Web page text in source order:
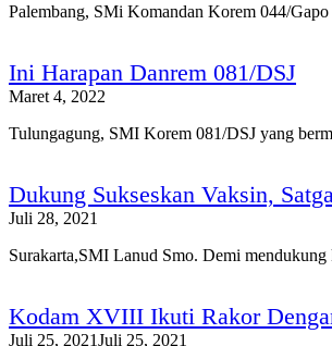
Palembang, SMi Komandan Korem 044/
Ini Harapan Danrem 081/DSJ
Maret 4, 2022
Tulungagung, SMI Korem 081/DSJ yang
Dukung Sukseskan Vaksin,
Juli 28, 2021
Surakarta,SMI Lanud Smo. Demi
Kodam XVIII Ikuti Rakor
Juli 25, 2021Juli 25, 2021